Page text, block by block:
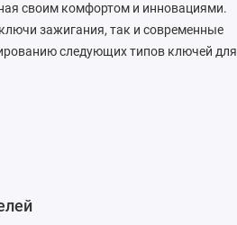
своим комфортом и инновациями.
зажигания, так и современные
следующих типов ключей для